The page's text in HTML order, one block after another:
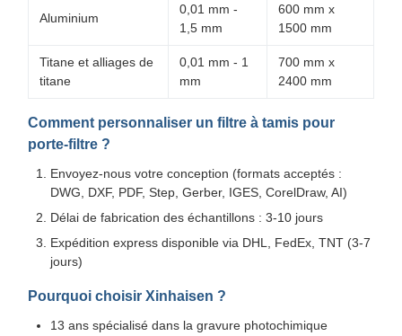
Aluminium
0,01 mm -
1,5 mm
600 mm x
1500 mm
Titane et alliages de
titane
0,01 mm - 1
mm
700 mm x
2400 mm
Comment personnaliser un filtre à tamis pour
porte-filtre ?
Envoyez-nous votre conception (formats acceptés :
DWG, DXF, PDF, Step, Gerber, IGES, CorelDraw, AI)
Délai de fabrication des échantillons : 3-10 jours
Expédition express disponible via DHL, FedEx, TNT (3-7
jours)
Pourquoi choisir Xinhaisen ?
13 ans spécialisé dans la gravure photochimique